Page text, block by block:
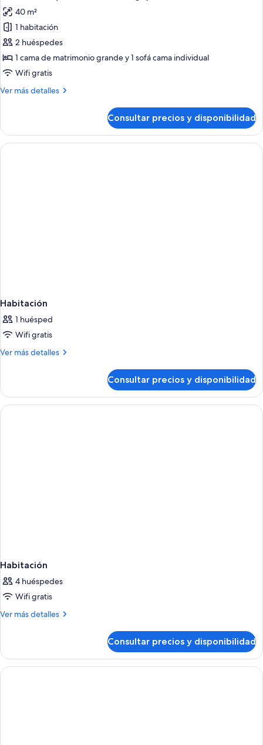
king
bed
las
fotos
de
Suite
sénior
Package)
40 m²
1 habitación
2 huéspedes
1 cama de matrimonio grande y 1 sofá cama individual
Wifi gratis
Ver más detalles
Más
sénior
(Manhattan
Package)
Consultar precios y disponibilidad
Habitación
1 huésped
Wifi gratis
Ver más detalles
Más
Consultar precios y disponibilidad
Habitación
4 huéspedes
Wifi gratis
Ver más detalles
Más
Consultar precios y disponibilidad